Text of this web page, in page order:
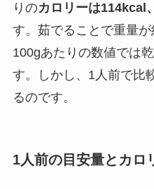
りのカロリーは114kcal
す。茹でることで重量が
100gあたりの数値では
す。しかし、1人前で比
るのです。
1人前の目安量とカロ